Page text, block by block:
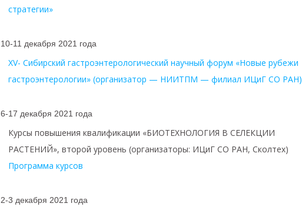
стратегии»
10-11 декабря 2021 года
XV- Сибирский гастроэнтерологический научный форум «Новые рубежи
гастроэнтерологии» (организатор — НИИТПМ — филиал ИЦиГ СО РАН)
6-17 декабря 2021 года
Курсы повышения квалификации «БИОТЕХНОЛОГИЯ В СЕЛЕКЦИИ
РАСТЕНИЙ», второй уровень (организаторы: ИЦиГ СО РАН, Сколтех)
Программа курсов
2-3 декабря 2021 года